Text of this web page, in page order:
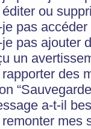
ou
pas
pas ajouter
un
des
a-t-il
mes